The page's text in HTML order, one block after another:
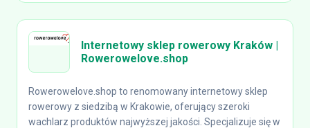
Internetowy sklep rowerowy Kraków |
Rowerowelove.shop
Rowerowelove.shop to renomowany internetowy sklep
rowerowy z siedzibą w Krakowie, oferujący szeroki
wachlarz produktów najwyższej jakości. Specjalizuje się w